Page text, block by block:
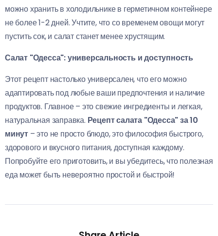
можно хранить в холодильнике в герметичном контейнере
не более 1-2 дней. Учтите, что со временем овощи могут
пустить сок, и салат станет менее хрустящим.
Салат "Одесса": универсальность и доступность
Этот рецепт настолько универсален, что его можно
адаптировать под любые ваши предпочтения и наличие
продуктов. Главное – это свежие ингредиенты и легкая,
натуральная заправка. Рецепт салата "Одесса" за 10
минут – это не просто блюдо, это философия быстрого,
здорового и вкусного питания, доступная каждому.
Попробуйте его приготовить, и вы убедитесь, что полезная
еда может быть невероятно простой и быстрой!